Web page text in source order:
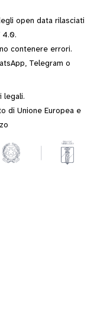
open data rilasciati
4.0.
contenere errori.
, Telegram o
legali.
di Unione Europea e